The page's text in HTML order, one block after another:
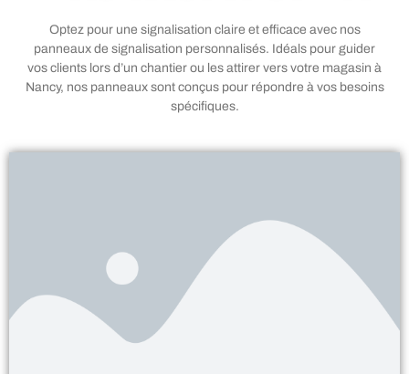
Optez pour une signalisation claire et efficace avec nos
panneaux de signalisation personnalisés. Idéals pour guider
vos clients lors d’un chantier ou les attirer vers votre magasin à
Nancy, nos panneaux sont conçus pour répondre à vos besoins
spécifiques.